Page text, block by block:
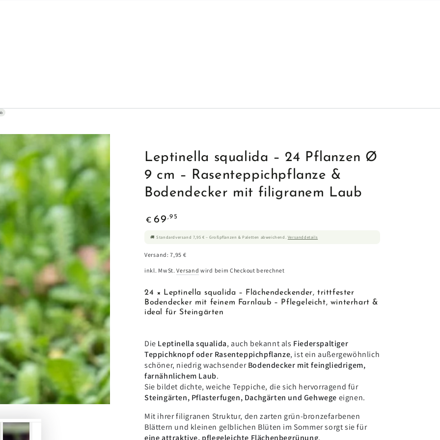
Leptinella squalida – 24 Pflanzen Ø
9 cm – Rasenteppichpflanze &
Bodendecker mit filigranem Laub
Regulärer
€ 69 ,95
🚚 Standardversand 7,95 € – Großpflanzen & Paletten abweichend. Versanddetails
Versand: 7,95 €
inkl. MwSt.Versand wird beim Checkout berechnet
24 × Leptinella squalida – Flächendeckender, trittfester
Bodendecker mit feinem Farnlaub – Pflegeleicht, winterhart &
ideal für Steingärten
Die Leptinella squalida, auch bekannt als Fiederspaltiger
Teppichknopf oder Rasenteppichpflanze, ist ein außergewöhnlich
schöner, niedrig wachsenderBodendecker mit feingliedrigem,
farnähnlichem Laub.
Sie bildet dichte, weiche Teppiche, die sich hervorragend für
Steingärten, Pflasterfugen, Dachgärten und Gehwege eignen.
Mit ihrer filigranen Struktur, den zarten grün-bronzefarbenen
Blättern und kleinen gelblichen Blüten im Sommer sorgt sie für
eine attraktive, pflegeleichte Flächenbegrünung.